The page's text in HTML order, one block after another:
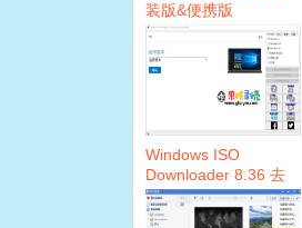
装版&便携版
Windows ISO
Downloader 8.36 去
广告版